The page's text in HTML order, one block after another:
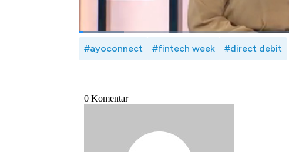
#ayoconnect #fintech week #direct debit